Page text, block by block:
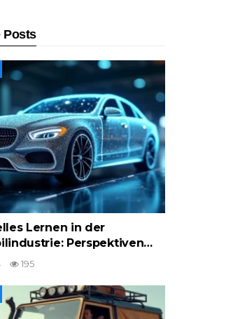
Posts
Lernen in der
Perspektiven…
195